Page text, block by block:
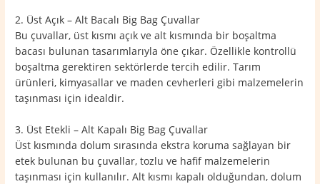
2. Üst Açık – Alt Bacalı Big Bag Çuvallar
Bu çuvallar, üst kısmı açık ve alt kısmında bir boşaltma
bacası bulunan tasarımlarıyla öne çıkar. Özellikle kontrollü
boşaltma gerektiren sektörlerde tercih edilir. Tarım
ürünleri, kimyasallar ve maden cevherleri gibi malzemelerin
taşınması için idealdir.
3. Üst Etekli – Alt Kapalı Big Bag Çuvallar
Üst kısmında dolum sırasında ekstra koruma sağlayan bir
etek bulunan bu çuvallar, tozlu ve hafif malzemelerin
taşınması için kullanılır. Alt kısmı kapalı olduğundan, dolum